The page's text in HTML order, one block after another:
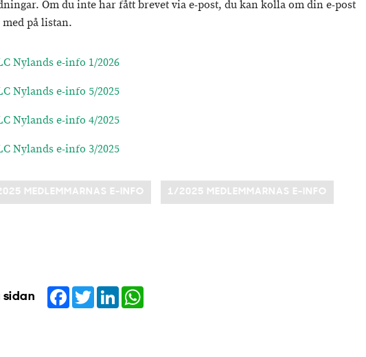
Om du inte har fått brevet via e-post, du kan kolla om din e-post
på listan.
Nylands e-info 1/2026
Nylands e-info 5/2025
Nylands e-info 4/2025
Nylands e-info 3/2025
MEDLEMMARNAS E-INFO 1/2025 MEDLEMMARNAS E-INFO
sidan Facebook
TwitterLinkedIn